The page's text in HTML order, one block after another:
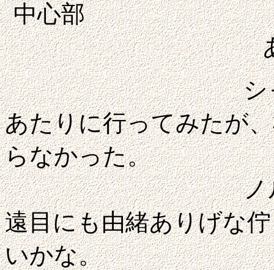
中心
シャネルが初
あたりに行ってみたが
らなかった。
ノルマンディ
遠目にも由緒ありげな
いかな。